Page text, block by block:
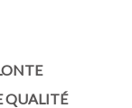
QUALITÉ